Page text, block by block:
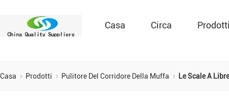
Casa Circa
Casa Prodotti Pulitore Del Corridore Della Muffa Le Scale A